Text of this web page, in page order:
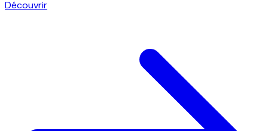
Découvrir